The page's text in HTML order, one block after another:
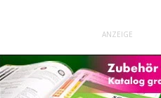
ANZEIGE